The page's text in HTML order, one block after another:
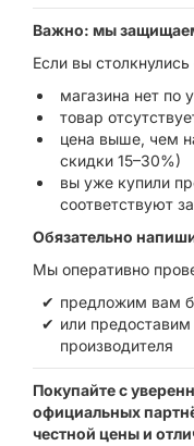
Важно: мы
Если вы
магазина нет по
товар
цена выше, чем
скидки 15–30%)
вы уже купили
соответствуют
Обязательно
Мы оперативно
предложим вам
или
производителя
Покупайте с
официальных
честной цены и